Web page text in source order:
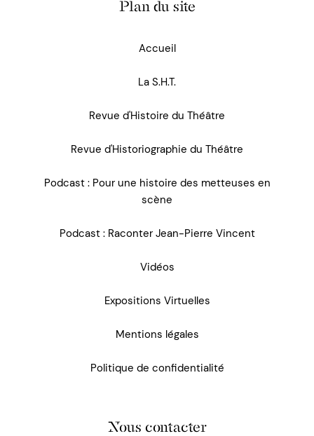
Plan du site
Accueil
La S.H.T.
Revue d'Histoire du Théâtre
Revue d'Historiographie du Théâtre
Podcast : Pour une histoire des metteuses en
scène
Podcast : Raconter Jean-Pierre Vincent
Vidéos
Expositions Virtuelles
Mentions légales
Politique de confidentialité
Nous contacter